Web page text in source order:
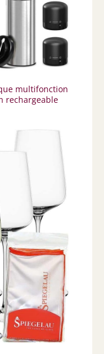
multifonction
rechargeable